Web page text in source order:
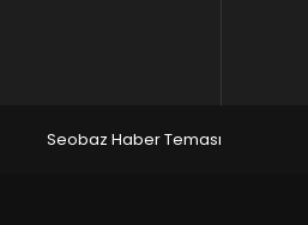
Seobaz Haber Teması